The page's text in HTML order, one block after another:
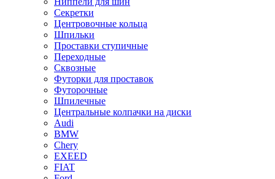
Секретки
Центровочные кольца
Шпильки
Проставки ступичные
Переходные
Сквозные
Футорки для проставок
Футорочные
Шпилечные
Центральные колпачки на диски
Audi
BMW
Chery
EXEED
FIAT